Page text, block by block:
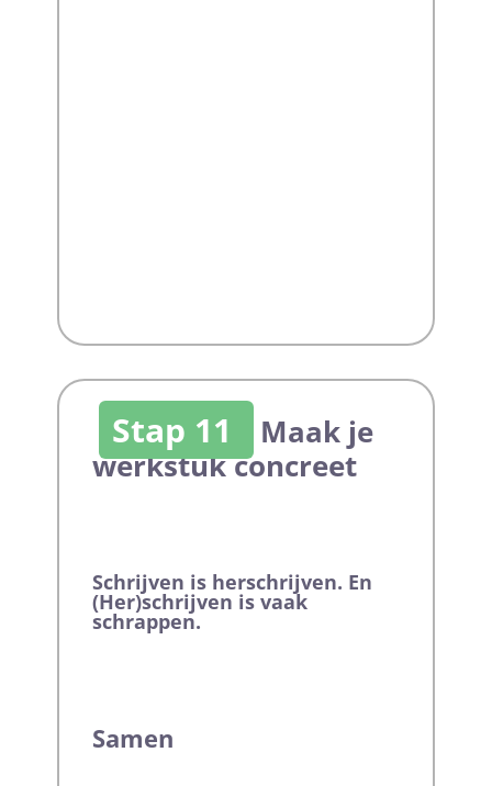
Stap 11
Maak je
werkstuk concreet
Schrijven is herschrijven. En
(Her)schrijven is vaak
schrappen.
Samen